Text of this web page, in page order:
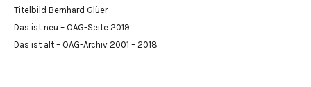
Titelbild Bernhard Glüer
Das ist neu – OAG-Seite 2019
Das ist alt – OAG-Archiv 2001 – 2018